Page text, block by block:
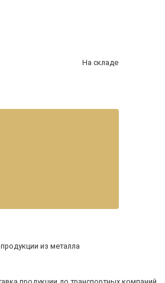
На складе
из металла